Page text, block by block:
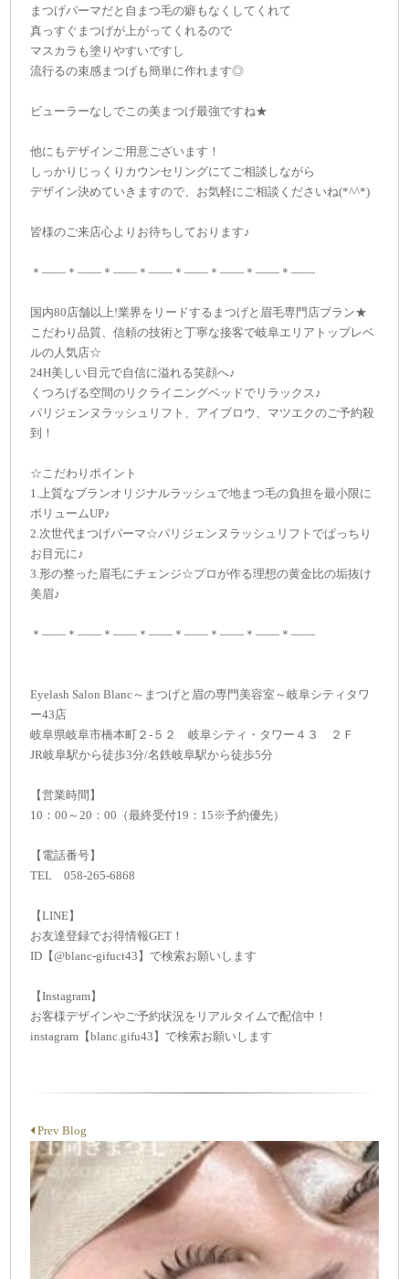
まつげパーマだと自まつ毛の癖もなくしてくれて
真っすぐまつげが上がってくれるので
マスカラも塗りやすいですし
流行るの束感まつげも簡単に作れます◎
ビューラーなしでこの美まつげ最強ですね★
他にもデザインご用意ございます！
しっかりじっくりカウンセリングにてご相談しながら
デザイン決めていきますので、お気軽にご相談くださいね(*^^*)
皆様のご来店心よりお待ちしております♪
＊——＊——＊——＊——＊——＊——＊——＊——
国内80店舗以上!業界をリードするまつげと眉毛専門店ブラン★
こだわり品質、信頼の技術と丁寧な接客で岐阜エリアトップレベ
ルの人気店☆
24H美しい目元で自信に溢れる笑顔へ♪
くつろげる空間のリクライニングベッドでリラックス♪
パリジェンヌラッシュリフト、アイブロウ、マツエクのご予約殺
到！
☆こだわりポイント
1.上質なブランオリジナルラッシュで地まつ毛の負担を最小限に
ボリュームUP♪
2.次世代まつげパーマ☆パリジェンヌラッシュリフトでぱっちり
お目元に♪
3.形の整った眉毛にチェンジ☆プロが作る理想の黄金比の垢抜け
美眉♪
＊——＊——＊——＊——＊——＊——＊——＊——
Eyelash Salon Blanc～まつげと眉の専門美容室～岐阜シティタワ
ー43店
岐阜県岐阜市橋本町２-５２ 岐阜シティ・タワー４３ ２Ｆ
JR岐阜駅から徒歩3分/名鉄岐阜駅から徒歩5分
【営業時間】
10：00～20：00（最終受付19：15※予約優先）
【電話番号】
TEL 058-265-6868
【LINE】
お友達登録でお得情報GET！
ID【@blanc-gifuct43】で検索お願いします
【Instagram】
お客様デザインやご予約状況をリアルタイムで配信中！
instagram【blanc.gifu43】で検索お願いします
Prev Blog